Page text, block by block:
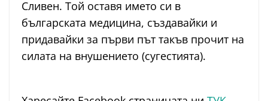
Сливен. Той оставя името си в
българската медицина, създавайки и
придавайки за първи път такъв прочит на
силата на внушението (сугестията).